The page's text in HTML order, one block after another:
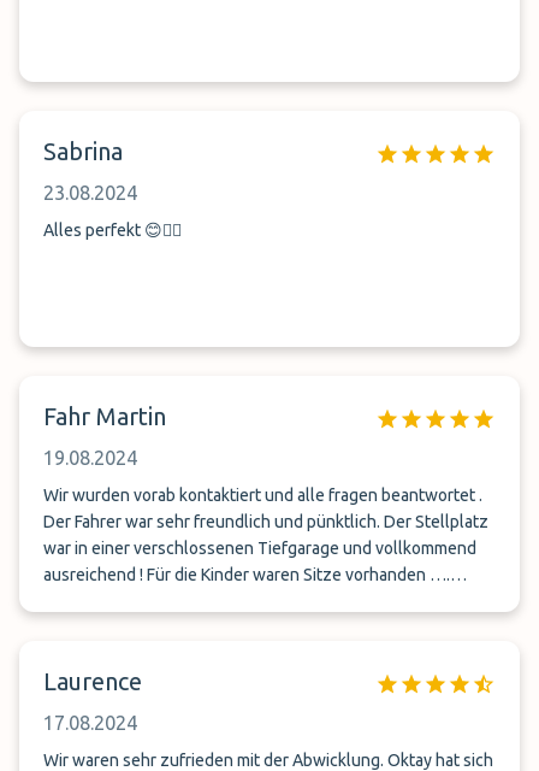
Sabrina
23.08.2024
Alles perfekt 😊👍🏻
Fahr Martin
19.08.2024
Wir wurden vorab kontaktiert und alle fragen beantwortet .
Der Fahrer war sehr freundlich und pünktlich. Der Stellplatz
war in einer verschlossenen Tiefgarage und vollkommend
ausreichend ! Für die Kinder waren Sitze vorhanden ….
Laurence
17.08.2024
Wir waren sehr zufrieden mit der Abwicklung. Oktay hat sich